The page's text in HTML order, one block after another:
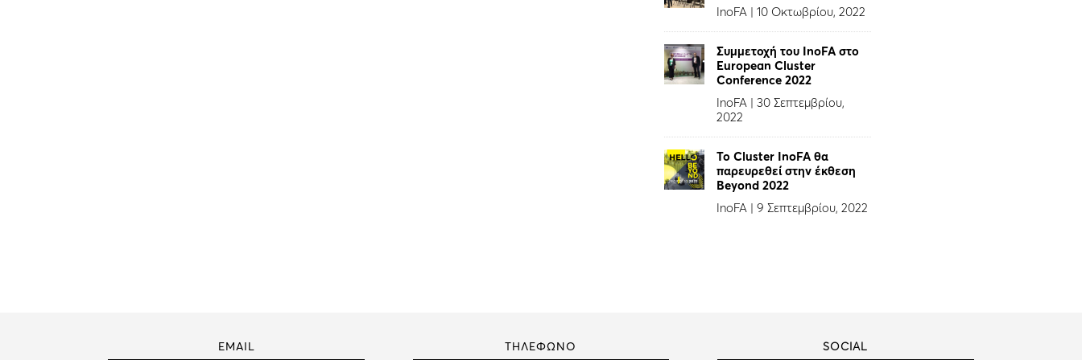
InoFA |10 Οκτωβρίου, 2022
Συμμετοχή του InoFA στο
European Cluster
Conference 2022
InoFA |30 Σεπτεμβρίου,
2022
Το Cluster InoFA θα
παρευρεθεί στην έκθεση
Beyond 2022
InoFA |9 Σεπτεμβρίου, 2022
EMAIL ΤΗΛΕΦΩΝΟ SOCIAL